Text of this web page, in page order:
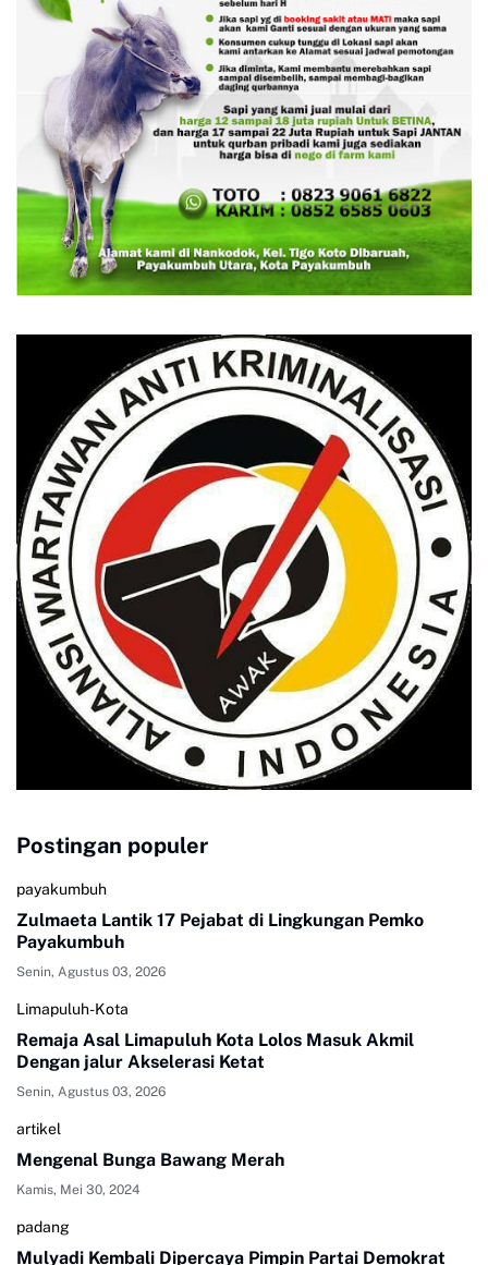
Postingan populer
payakumbuh
Zulmaeta Lantik 17 Pejabat di Lingkungan Pemko
Payakumbuh
Senin, Agustus 03, 2026
Limapuluh-Kota
Remaja Asal Limapuluh Kota Lolos Masuk Akmil
Dengan jalur Akselerasi Ketat
Senin, Agustus 03, 2026
artikel
Mengenal Bunga Bawang Merah
Kamis, Mei 30, 2024
padang
Mulyadi Kembali Dipercaya Pimpin Partai Demokrat